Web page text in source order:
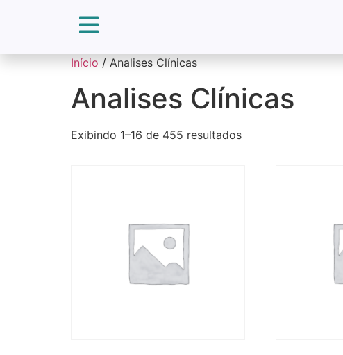
Início / Analises Clínicas
Analises Clínicas
Exibindo 1–16 de 455 resultados